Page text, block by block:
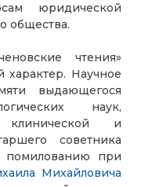
юридической
общества.
чтения»
Научное
выдающегося
наук,
и
советника
помилованию при
Михайловича